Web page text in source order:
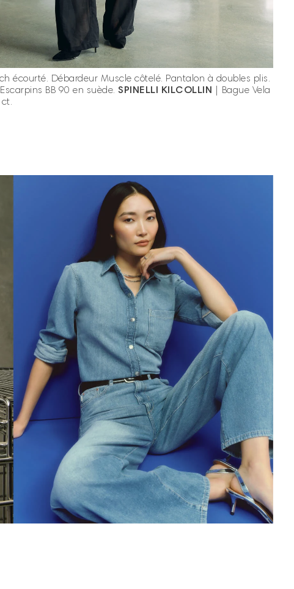
écourté. Débardeur Muscle côtelé. Pantalon à doubles plis.
BB 90 en suède. SPINELLI KILCOLLIN | Bague Vela